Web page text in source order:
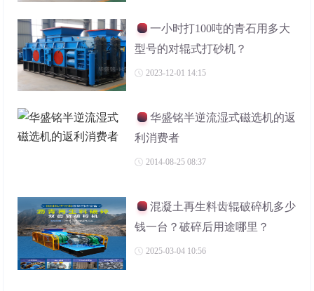
一小时打100吨的青石用多大
型号的对辊式打砂机？
2023-12-01 14:15
华盛铭半逆流湿式磁选机的返
利消费者
2014-08-25 08:37
混凝土再生料齿辊破碎机多少
钱一台？破碎后用途哪里？
2025-03-04 10:56